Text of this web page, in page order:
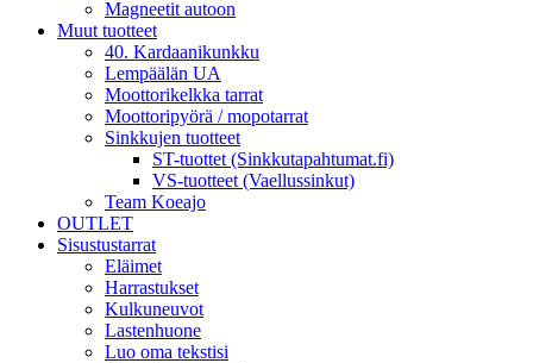
Magneetit autoon
Muut tuotteet
40. Kardaanikunkku
Lempäälän UA
Moottorikelkka tarrat
Moottoripyörä / mopotarrat
Sinkkujen tuotteet
ST-tuottet (Sinkkutapahtumat.fi)
VS-tuotteet (Vaellussinkut)
Team Koeajo
OUTLET
Sisustustarrat
Eläimet
Harrastukset
Kulkuneuvot
Lastenhuone
Luo oma tekstisi